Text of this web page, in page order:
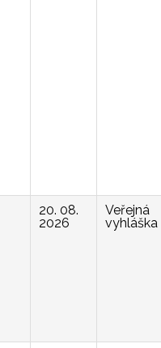
20. 08.
2026
Veřejná
vyhláška